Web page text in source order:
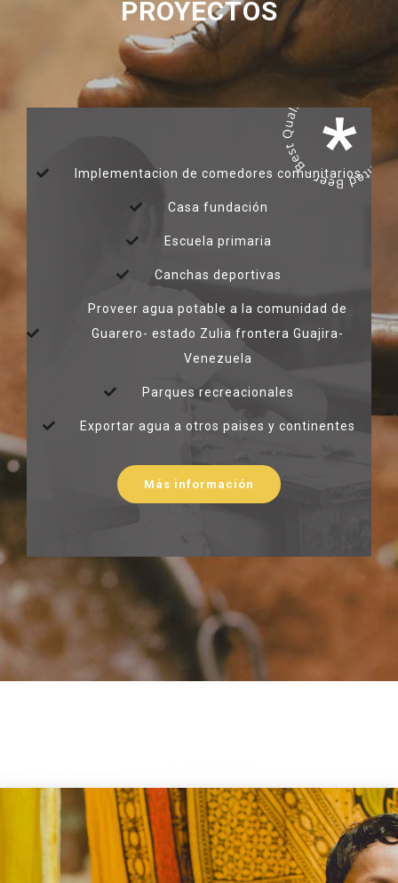
PROYECTOS
Implementacion de comedores comunitarios
Casa fundación
Escuela primaria
Canchas deportivas
Proveer agua potable a la comunidad de
Guarero- estado Zulia frontera Guajira-
Venezuela
Parques recreacionales
Exportar agua a otros paises y continentes
Más información